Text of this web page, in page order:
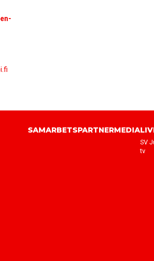
SAMARBETSPARTNERMEDIA
SV
tv